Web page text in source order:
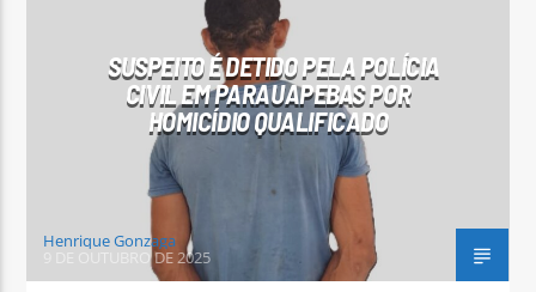
Arara Azul FM
SUSPEITO É DETIDO PELA POLÍCIA
CIVIL EM PARAUAPEBAS POR
HOMICÍDIO QUALIFICADO
Henrique Gonzaga
9 DE OUTUBRO DE 2025